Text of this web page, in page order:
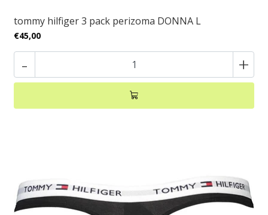
tommy hilfiger 3 pack perizoma DONNA L
€45,00
- +